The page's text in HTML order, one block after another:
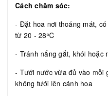
Cách chăm sóc:
- Đặt hoa nơi thoáng mát,
từ 20 - 28oC
- Tránh nắng gắt, khói hoặc
- Tưới nước vừa đủ vào mỗi
không tưới lên cánh hoa